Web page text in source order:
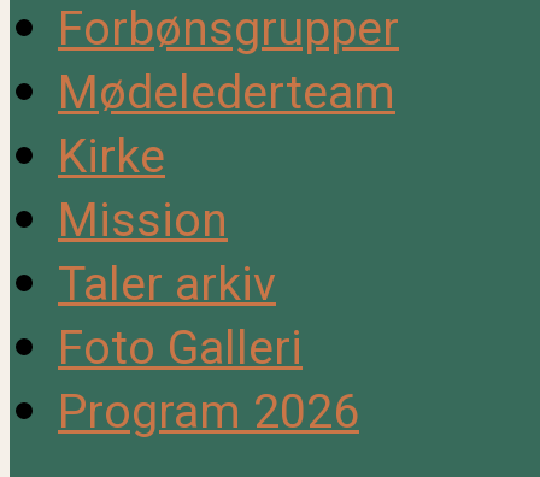
Forbønsgrupper
Mødelederteam
Kirke
Mission
Taler arkiv
Foto Galleri
Program 2026